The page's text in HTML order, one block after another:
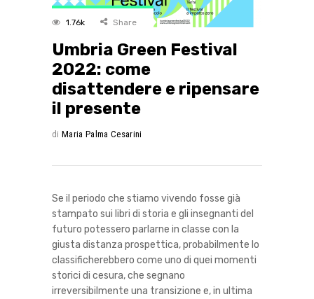
1.76k Share
Umbria Green Festival
2022: come
disattendere e ripensare
il presente
di Maria Palma Cesarini
Se il periodo che stiamo vivendo fosse già
stampato sui libri di storia e gli insegnanti del
futuro potessero parlarne in classe con la
giusta distanza prospettica, probabilmente lo
classificherebbero come uno di quei momenti
storici di cesura, che segnano
irreversibilmente una transizione e, in ultima